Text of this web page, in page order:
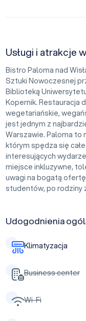
Usługi i atrakcje
Bistro Paloma nad
Sztuki Nowoczesnej
Biblioteką
Kopernik. Restauracja
wegetariańskie,
jest jednym z
Warszawie. Paloma to
którym spędza się
interesujących
miejsce inkluzywne,
uwagi na bogatą
studentów, po rodziny
Udogodnienia
Klimatyzacja
Business center
Wi-Fi